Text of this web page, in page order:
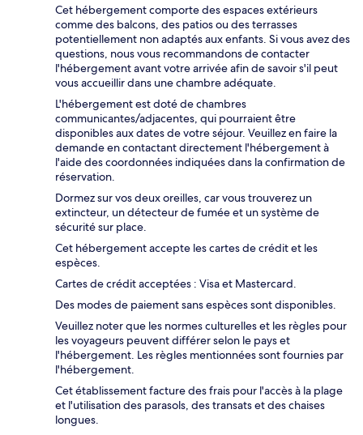
Cet hébergement comporte des espaces extérieurs
comme des balcons, des patios ou des terrasses
potentiellement non adaptés aux enfants. Si vous avez des
questions, nous vous recommandons de contacter
l'hébergement avant votre arrivée afin de savoir s'il peut
vous accueillir dans une chambre adéquate.
L'hébergement est doté de chambres
communicantes/adjacentes, qui pourraient être
disponibles aux dates de votre séjour. Veuillez en faire la
demande en contactant directement l'hébergement à
l'aide des coordonnées indiquées dans la confirmation de
réservation.
Dormez sur vos deux oreilles, car vous trouverez un
extincteur, un détecteur de fumée et un système de
sécurité sur place.
Cet hébergement accepte les cartes de crédit et les
espèces.
Cartes de crédit acceptées : Visa et Mastercard.
Des modes de paiement sans espèces sont disponibles.
Veuillez noter que les normes culturelles et les règles pour
les voyageurs peuvent différer selon le pays et
l'hébergement. Les règles mentionnées sont fournies par
l'hébergement.
Cet établissement facture des frais pour l'accès à la plage
et l'utilisation des parasols, des transats et des chaises
longues.